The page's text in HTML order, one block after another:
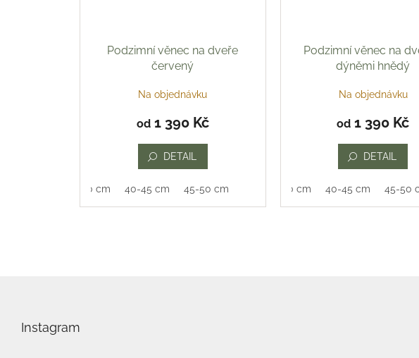
Podzimní věnec na dveře
červený
Na objednávku
od1 390 Kč
DETAIL
35-40 cm 40-45 cm 45-50 cm
Podzimní věnec na
dýněmi hnědý
Na objednávku
od 1 390 Kč
DETAIL
35-40 cm 40-45 cm 45-50
Instagram